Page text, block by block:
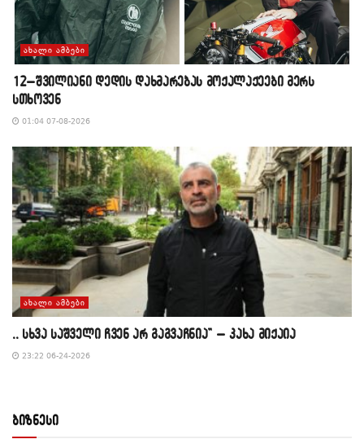
ᲐᲮᲐᲚᲘ ᲐᲛᲑᲔᲑᲘ
12–შვილიანი დედის დახმარებას მოქალაქეები მერს
სთხოვენ
01:04 07-08-2026
ᲐᲮᲐᲚᲘ ᲐᲛᲑᲔᲑᲘ
,, სხვა საშველი ჩვენ არ გაგვაჩნია” – კახა მიქაია
23:22 06-24-2026
ბიზნესი